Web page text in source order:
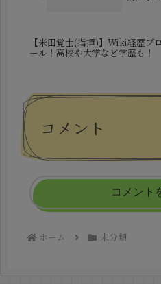
【米田覚士(指揮)】Wiki経歴プ
ール！高校や大学など学歴も！
コメント
コメント
ホーム 未分類